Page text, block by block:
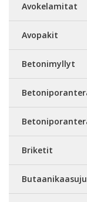
Avokelamitat
Avopakit
Betonimyllyt
Briketit